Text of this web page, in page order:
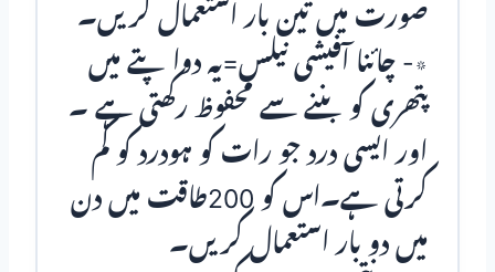
صورت میں تین بار استعمال کریں۔
٭- چائنا آفیشی نیلس=یہ دوا پتے میں
پتھری کو بننے سے محفوظ رکھتی ہے ۔
اور ایسی درد جو رات کو ہودرد کو کم
کرتی ہے۔اس کو 200طاقت میں دن
میں دو بار استعمال کریں۔